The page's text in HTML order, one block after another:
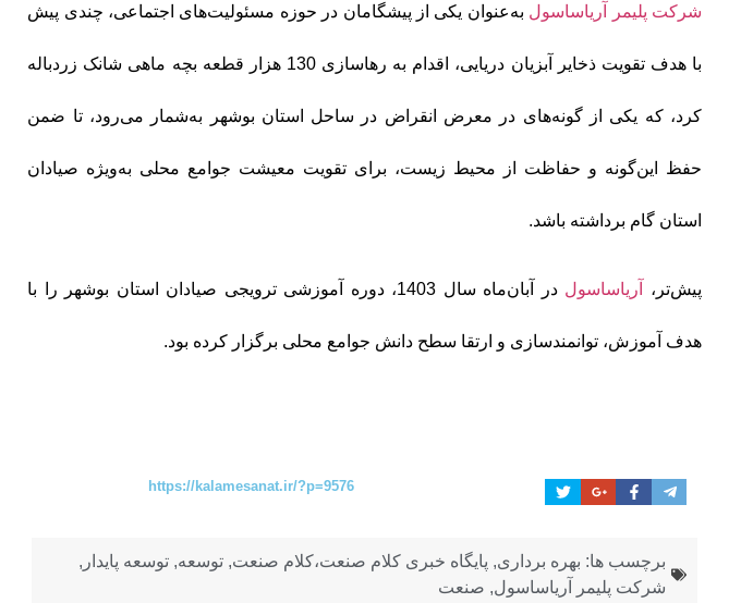
شرکت پلیمر آریاساسول به‌عنوان یکی از پیشگامان در حوزه مسئولیت‌های اجتماعی، چندی پیش
با هدف تقویت ذخایر آبزیان دریایی، اقدام به رهاسازی 130 هزار قطعه بچه ماهی شانک زردباله
کرد، که یکی از گونه‌های در معرض انقراض در ساحل استان بوشهر به‌شمار می‌رود، تا ضمن
حفظ این‌گونه و حفاظت از محیط زیست، برای تقویت معیشت جوامع محلی به‌ویژه صیادان
استان گام برداشته باشد.
پیش‌تر، آریاساسول در آبان‌ماه سال 1403، دوره آموزشی ترویجی صیادان استان بوشهر را با
هدف آموزش، توانمندسازی و ارتقا سطح دانش جوامع محلی برگزار کرده بود.
https://kalamesanat.ir/?p=9576
برچسب ها: بهره برداری, پایگاه خبری کلام صنعت،کلام صنعت, توسعه, توسعه پایدار ,
شرکت پلیمر آریاساسول, صنعت